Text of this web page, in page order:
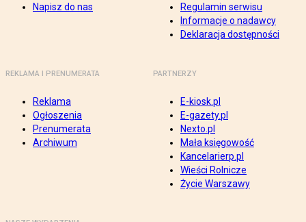
Napisz do nas
Regulamin serwisu
Informacje o nadawcy
Deklaracja dostępności
REKLAMA I PRENUMERATA
Reklama
Ogłoszenia
Prenumerata
Archiwum
PARTNERZY
E-kiosk.pl
E-gazety.pl
Nexto.pl
Mała księgowość
Kancelarierp.pl
Wieści Rolnicze
Życie Warszawy